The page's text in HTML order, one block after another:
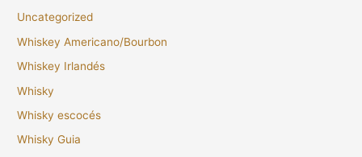
Uncategorized
Whiskey Americano/Bourbon
Whiskey Irlandés
Whisky
Whisky escocés
Whisky Guia